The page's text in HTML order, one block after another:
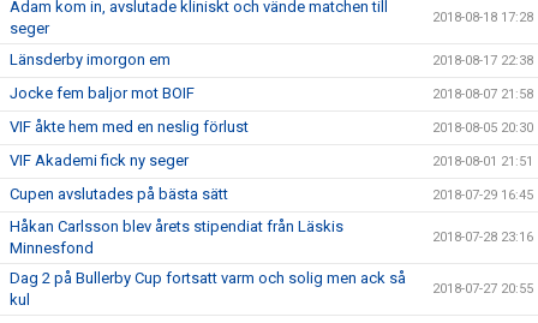
Adam kom in, avslutade kliniskt och vände matchen till
seger
2018-08-18 17:28
Länsderby imorgon em 2018-08-17 22:38
Jocke fem baljor mot BOIF 2018-08-07 21:58
VIF åkte hem med en neslig förlust 2018-08-05 20:30
VIF Akademi fick ny seger 2018-08-01 21:51
Cupen avslutades på bästa sätt 2018-07-29 16:45
Håkan Carlsson blev årets stipendiat från Läskis
Minnesfond
2018-07-28 23:16
Dag 2 på Bullerby Cup fortsatt varm och solig men ack så
kul
2018-07-27 20:55